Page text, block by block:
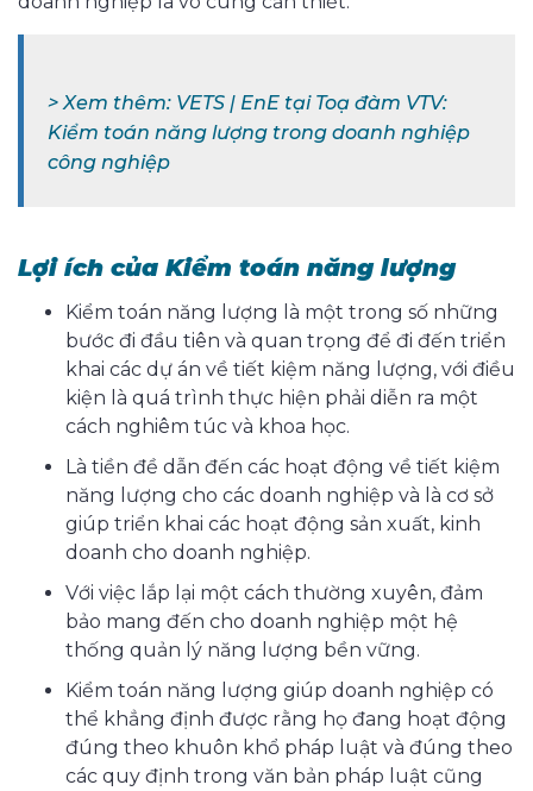
> Xem thêm: VETS | EnE tại Toạ đàm VTV:
Kiểm toán năng lượng trong doanh nghiệp
công nghiệp
Lợi ích của Kiểm toán năng lượng
Kiểm toán năng lượng là một trong số những
bước đi đầu tiên và quan trọng để đi đến triển
khai các dự án về tiết kiệm năng lượng, với điều
kiện là quá trình thực hiện phải diễn ra một
cách nghiêm túc và khoa học.
Là tiền đề dẫn đến các hoạt động về tiết kiệm
năng lượng cho các doanh nghiệp và là cơ sở
giúp triển khai các hoạt động sản xuất, kinh
doanh cho doanh nghiệp.
Với việc lắp lại một cách thường xuyên, đảm
bảo mang đến cho doanh nghiệp một hệ
thống quản lý năng lượng bền vững.
Kiểm toán năng lượng giúp doanh nghiệp có
thể khẳng định được rằng họ đang hoạt động
đúng theo khuôn khổ pháp luật và đúng theo
các quy định trong văn bản pháp luật cũng